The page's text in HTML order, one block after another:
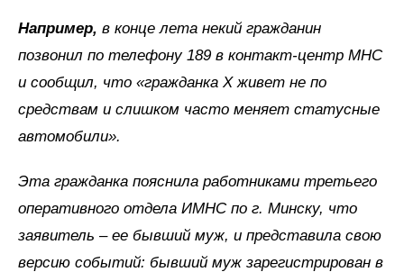
Например, в конце лета некий гражданин
позвонил по телефону 189 в контакт-центр МНС
и сообщил, что «гражданка Х живет не по
средствам и слишком часто меняет статусные
автомобили».
Эта гражданка пояснила работниками третьего
оперативного отдела ИМНС по г. Минску, что
заявитель – ее бывший муж, и представила свою
версию событий: бывший муж зарегистрирован в